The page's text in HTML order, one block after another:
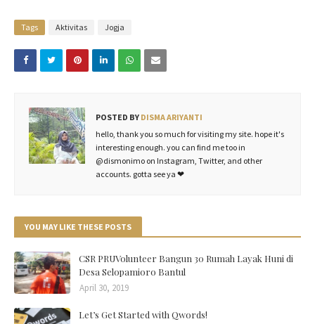
Tags Aktivitas Jogja
POSTED BY DISMA ARIYANTI
hello, thank you so much for visiting my site. hope it's
interesting enough. you can find me too in
@dismonimo on Instagram, Twitter, and other
accounts. gotta see ya ❤
YOU MAY LIKE THESE POSTS
CSR PRUVolunteer Bangun 30 Rumah Layak Huni di
Desa Selopamioro Bantul
April 30, 2019
Let’s Get Started with Qwords!